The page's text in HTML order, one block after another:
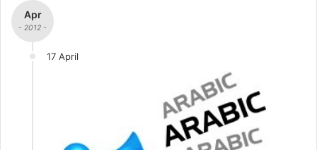
Apr
- 2012 -
17 April